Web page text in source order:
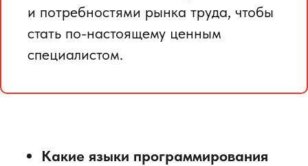
и потребностями рынка труда, чтобы
стать по-настоящему ценным
специалистом.
Какие языки программирования